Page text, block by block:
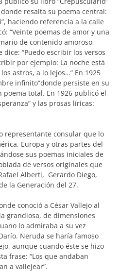
resalta su poema central:
haciendo referencia a la calle
“Veinte poemas de amor y una
de contenido amoroso,
“Puedo escribir los versos
por ejemplo: La noche está
astros, a lo lejos…” En 1925
infinito”donde persiste en su
total. En 1926 publicó el
y las prosas líricas:
representante consular que lo
Europa y otras partes del
sus poemas iniciales de
de versos originales que
Alberti, Gerardo Diego,
la Generación del 27.
conoció a César Vallejo al
grandiosa, de dimensiones
lo admiraba a su vez
Neruda se haría famoso
aunque cuando éste se hizo
frase: “Los que andaban
a vallejear”.